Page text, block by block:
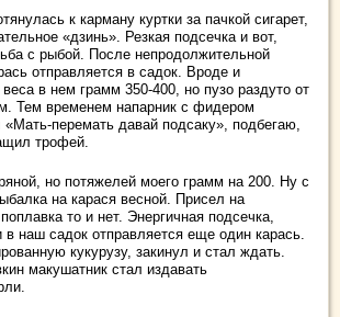
к карману куртки за пачкой сигарет,
«дзинь». Резкая подсечка и вот,
с рыбой. После непродолжительной
отправляется в садок. Вроде и
веса в нем грамм 350-400, но пузо раздуто от
Тем временем напарник с фидером
«Мать-перемать давай подсаку», подбегаю,
трофей.
но потяжелей моего грамм на 200. Ну с
на карася весной. Присел на
то и нет. Энергичная подсечка,
в наш садок отправляется еще один карась.
кукурузу, закинул и стал ждать.
макушатник стал издавать